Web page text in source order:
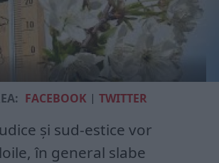
FACEBOOK |TWITTER
și sud-estice vor
în general slabe